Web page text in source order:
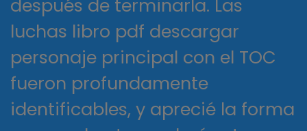
después de terminarla. Las
luchas libro pdf descargar
personaje principal con el TOC
fueron profundamente
identificables, y aprecié la forma